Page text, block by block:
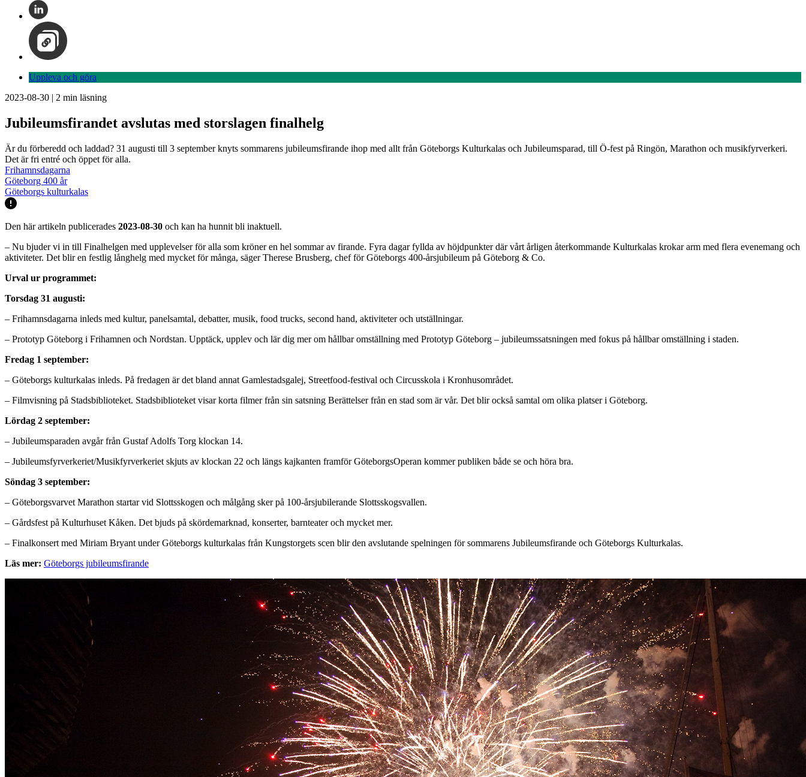
Uppleva och göra
2023-08-30 | 2 min läsning
Jubileumsfirandet avslutas med storslagen finalhelg
Är du förberedd och laddad? 31 augusti till 3 september knyts sommarens jubileumsfirande ihop med allt från Göteborgs Kulturkalas och Jubileumsparad, till Ö-fest på Ringön, Marathon och musikfyrverkeri.
Det är fri entré och öppet för alla.
Frihamnsdagarna
Göteborg 400 år
Göteborgs kulturkalas
Den här artikeln publicerades 2023-08-30 och kan ha hunnit bli inaktuell.
– Nu bjuder vi in till Finalhelgen med upplevelser för alla som kröner en hel sommar av firande. Fyra dagar fyllda av höjdpunkter där vårt årligen återkommande Kulturkalas krokar arm med flera evenemang och
aktiviteter. Det blir en festlig långhelg med mycket för många, säger Therese Brusberg, chef för Göteborgs 400-årsjubileum på Göteborg & Co.
Urval ur programmet:
Torsdag 31 augusti:
– Frihamnsdagarna inleds med kultur, panelsamtal, debatter, musik, food trucks, second hand, aktiviteter och utställningar.
– Prototyp Göteborg i Frihamnen och Nordstan. Upptäck, upplev och lär dig mer om hållbar omställning med Prototyp Göteborg – jubileumssatsningen med fokus på hållbar omställning i staden.
Fredag 1 september:
– Göteborgs kulturkalas inleds. På fredagen är det bland annat Gamlestadsgalej, Streetfood-festival och Circusskola i Kronhusområdet.
– Filmvisning på Stadsbiblioteket. Stadsbiblioteket visar korta filmer från sin satsning Berättelser från en stad som är vår. Det blir också samtal om olika platser i Göteborg.
Lördag 2 september:
– Jubileumsparaden avgår från Gustaf Adolfs Torg klockan 14.
– Jubileumsfyrverkeriet/Musikfyrverkeriet skjuts av klockan 22 och längs kajkanten framför GöteborgsOperan kommer publiken både se och höra bra.
Söndag 3 september:
– Göteborgsvarvet Marathon startar vid Slottsskogen och målgång sker på 100-årsjubilerande Slottsskogsvallen.
– Gårdsfest på Kulturhuset Kåken. Det bjuds på skördemarknad, konserter, barnteater och mycket mer.
– Finalkonsert med Miriam Bryant under Göteborgs kulturkalas från Kungstorgets scen blir den avslutande spelningen för sommarens Jubileumsfirande och Göteborgs Kulturkalas.
Läs mer: Göteborgs jubileumsfirande